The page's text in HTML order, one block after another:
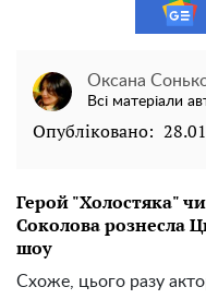
Оксана
Всі матеріали
Опубліковано:
Герой "Холостяка"
Соколова рознесла
шоу
Схоже, цього разу